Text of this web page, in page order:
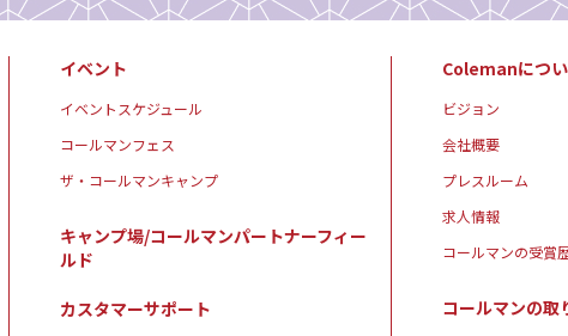
イベント
イベントスケジュール
コールマンフェス
ザ・コールマンキャンプ
キャンプ場/コールマンパートナーフィー
ルド
カスタマーサポート
Colemanにつ
ビジョン
会社概要
プレスルーム
求人情報
コールマンの受賞
コールマンの取